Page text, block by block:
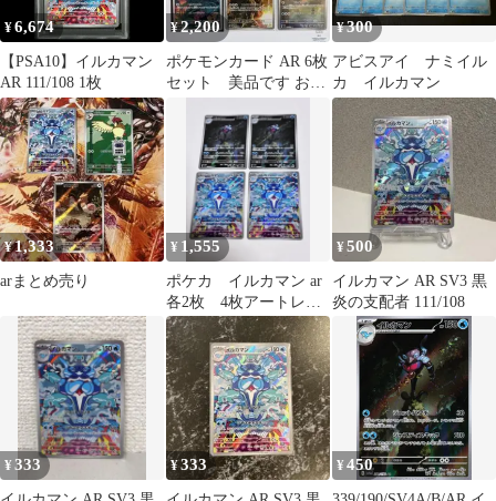
¥6,674
【PSA10】イルカマン
AR 111/108 1枚
¥2,200
ポケモンカード AR 6枚
セット 美品です お値
¥300
アビスアイ ナミイル
カ イルカマン
¥1,333
arまとめ売り
¥ 1,555
ポケカ イルカマン ar
各2枚 4枚アートレ
ア AR
¥500
イルカマン AR SV3 黒
炎の支配者 111/108
¥333 ¥333 ¥450